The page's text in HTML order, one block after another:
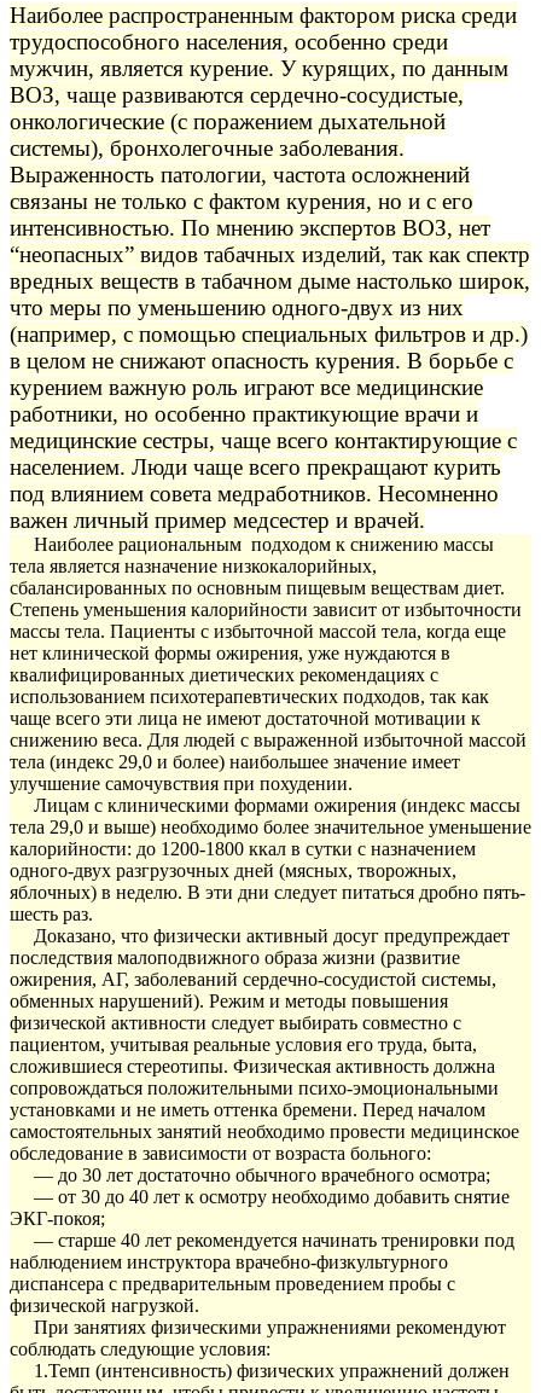
Наиболее распространенным фактором риска среди
трудоспособного населения, особенно среди
мужчин, является курение. У курящих, по данным
ВОЗ, чаще развиваются сердечно-сосудистые,
онкологические (с поражением дыхательной
системы), бронхолегочные заболевания.
Выраженность патологии, частота осложнений
связаны не только с фактом курения, но и с его
интенсивностью. По мнению экспертов ВОЗ, нет
“неопасных” видов табачных изделий, так как спектр
вредных веществ в табачном дыме настолько широк,
что меры по уменьшению одного-двух из них
(например, с помощью специальных фильтров и др.)
в целом не снижают опасность курения. В борьбе с
курением важную роль играют все медицинские
работники, но особенно практикующие врачи и
медицинские сестры, чаще всего контактирующие с
населением. Люди чаще всего прекращают курить
под влиянием совета медработников. Несомненно
важен личный пример медсестер и врачей.
Наиболее рациональным подходом к снижению массы
тела является назначение низкокалорийных,
сбалансированных по основным пищевым веществам диет.
Степень уменьшения калорийности зависит от избыточности
массы тела. Пациенты с избыточной массой тела, когда еще
нет клинической формы ожирения, уже нуждаются в
квалифицированных диетических рекомендациях с
использованием психотерапевтических подходов, так как
чаще всего эти лица не имеют достаточной мотивации к
снижению веса. Для людей с выраженной избыточной массой
тела (индекс 29,0 и более) наибольшее значение имеет
улучшение самочувствия при похудении.
Лицам с клиническими формами ожирения (индекс массы
тела 29,0 и выше) необходимо более значительное уменьшение
калорийности: до 1200-1800 ккал в сутки с назначением
одного-двух разгрузочных дней (мясных, творожных,
яблочных) в неделю. В эти дни следует питаться дробно пять-
шесть раз.
Доказано, что физически активный досуг предупреждает
последствия малоподвижного образа жизни (развитие
ожирения, АГ, заболеваний сердечно-сосудистой системы,
обменных нарушений). Режим и методы повышения
физической активности следует выбирать совместно с
пациентом, учитывая реальные условия его труда, быта,
сложившиеся стереотипы. Физическая активность должна
сопровождаться положительными психо-эмоциональными
установками и не иметь оттенка бремени. Перед началом
самостоятельных занятий необходимо провести медицинское
обследование в зависимости от возраста больного:
— до 30 лет достаточно обычного врачебного осмотра;
— от 30 до 40 лет к осмотру необходимо добавить снятие
ЭКГ-покоя;
— старше 40 лет рекомендуется начинать тренировки под
наблюдением инструктора врачебно-физкультурного
диспансера с предварительным проведением пробы с
физической нагрузкой.
При занятиях физическими упражнениями рекомендуют
соблюдать следующие условия:
1.Темп (интенсивность) физических упражнений должен